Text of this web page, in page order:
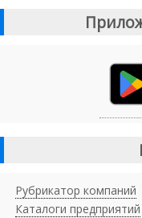
Рубрикатор компаний
Каталоги предприятий